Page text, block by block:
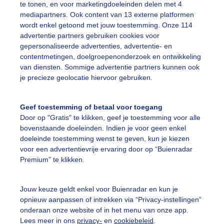
te tonen, en voor marketingdoeleinden delen met 4
mediapartners. Ook content van 13 externe platformen
wordt enkel getoond met jouw toestemming. Onze 114
advertentie partners gebruiken cookies voor
gepersonaliseerde advertenties, advertentie- en
contentmetingen, doelgroepenonderzoek en ontwikkeling
van diensten. Sommige advertentie partners kunnen ook
je precieze geolocatie hiervoor gebruiken.
Geef toestemming of betaal voor toegang
Door op "Gratis" te klikken, geef je toestemming voor alle
bovenstaande doeleinden. Indien je voor geen enkel
doeleinde toestemming wenst te geven, kun je kiezen
voor een advertentievrije ervaring door op “Buienradar
Premium” te klikken.
Jouw keuze geldt enkel voor Buienradar en kun je
opnieuw aanpassen of intrekken via “Privacy-instellingen”
onderaan onze website of in het menu van onze app.
Lees meer in ons privacy- en cookiebeleid
05:05 05:25 05:45 06:05
7,7°C
5,9°C
Luchtvochtigheid
Windkracht